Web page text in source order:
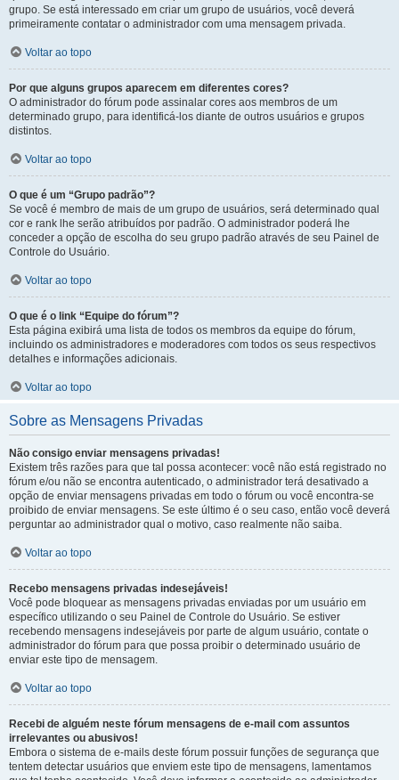
grupo. Se está interessado em criar um grupo de usuários, você deverá
primeiramente contatar o administrador com uma mensagem privada.
Voltar ao topo
Por que alguns grupos aparecem em diferentes cores?
O administrador do fórum pode assinalar cores aos membros de um
determinado grupo, para identificá-los diante de outros usuários e grupos
distintos.
Voltar ao topo
O que é um “Grupo padrão”?
Se você é membro de mais de um grupo de usuários, será determinado qual
cor e rank lhe serão atribuídos por padrão. O administrador poderá lhe
conceder a opção de escolha do seu grupo padrão através de seu Painel de
Controle do Usuário.
Voltar ao topo
O que é o link “Equipe do fórum”?
Esta página exibirá uma lista de todos os membros da equipe do fórum,
incluindo os administradores e moderadores com todos os seus respectivos
detalhes e informações adicionais.
Voltar ao topo
Sobre as Mensagens Privadas
Não consigo enviar mensagens privadas!
Existem três razões para que tal possa acontecer: você não está registrado no
fórum e/ou não se encontra autenticado, o administrador terá desativado a
opção de enviar mensagens privadas em todo o fórum ou você encontra-se
proibido de enviar mensagens. Se este último é o seu caso, então você deverá
perguntar ao administrador qual o motivo, caso realmente não saiba.
Voltar ao topo
Recebo mensagens privadas indesejáveis!
Você pode bloquear as mensagens privadas enviadas por um usuário em
específico utilizando o seu Painel de Controle do Usuário. Se estiver
recebendo mensagens indesejáveis por parte de algum usuário, contate o
administrador do fórum para que possa proibir o determinado usuário de
enviar este tipo de mensagem.
Voltar ao topo
Recebi de alguém neste fórum mensagens de e-mail com assuntos
irrelevantes ou abusivos!
Embora o sistema de e-mails deste fórum possuir funções de segurança que
tentem detectar usuários que enviem este tipo de mensagens, lamentamos